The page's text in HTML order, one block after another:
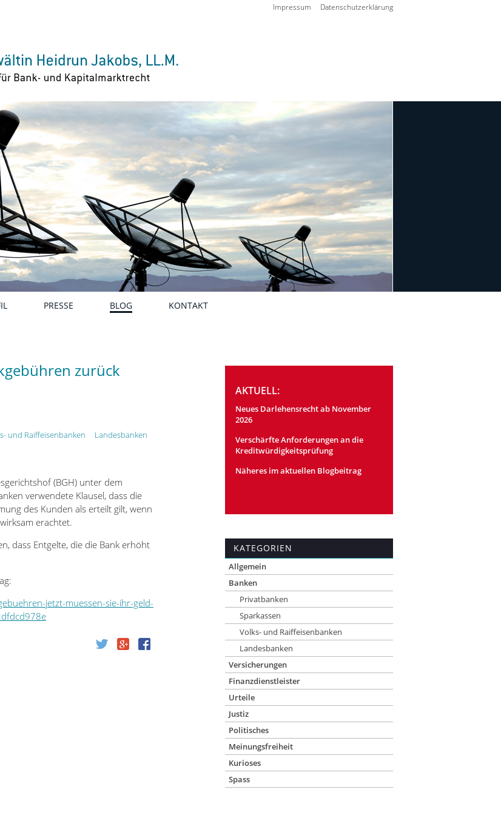
Datenschutzerklärung
Impressum
zurück
und Raiffeisenbanken
Landesbanken
(BGH) unter dem
verwendete Klausel, dass die
des Kunden als erteilt gilt, wenn
erachtet.
dass Entgelte, die die Bank erhöht
jetzt-muessen-sie-ihr-geld-
PRESSE BLOG KONTAKT
AKTUELL:
Neues Darlehensrecht ab November
2026
Verschärfte Anforderungen an die
Kreditwürdigkeitsprüfung
Näheres im aktuellen Blogbeitrag
KATEGORIEN
Allgemein
Banken
Privatbanken
Sparkassen
Volks- und Raiffeisenbanken
Landesbanken
Versicherungen
Finanzdienstleister
Urteile
Justiz
Politisches
Meinungsfreiheit
Kurioses
Spass